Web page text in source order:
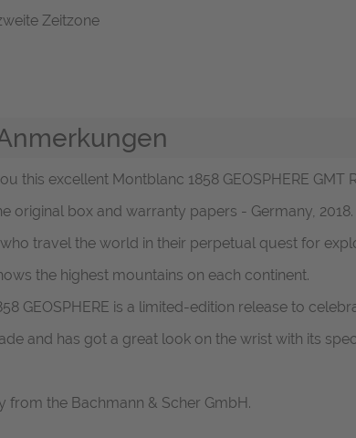
Zeitzone
this excellent Montblanc 1858 GEOSPHERE
original box and warranty papers - Germany, 2018.
travel the world in their perpetual quest for
the highest mountains on each continent.
GEOSPHERE is a limited-edition release to
and has got a great look on the wrist with its
from the Bachmann & Scher GmbH.